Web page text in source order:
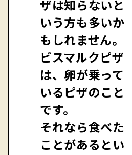
ザは知らないと
いう方も多いか
もしれません。
ビスマルクピザ
は、卵が乗って
いるピザのこと
です。
それなら食べた
ことがあるとい